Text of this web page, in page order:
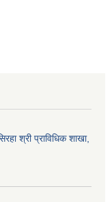
श्री प्राविधिक शाखा,